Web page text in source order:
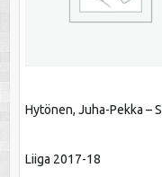
Hytönen, Juha-Pekka –
Liiga 2017-18